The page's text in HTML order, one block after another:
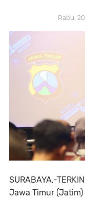
Rabu,
SURABAYA,-
Jawa Timur